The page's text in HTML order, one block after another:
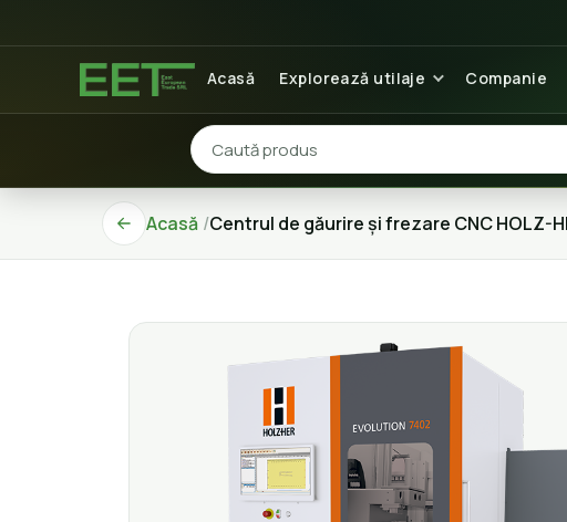
Acasă Explorează utilaje Companie
Acasă Centrul de găurire și frezare CNC HOLZ-